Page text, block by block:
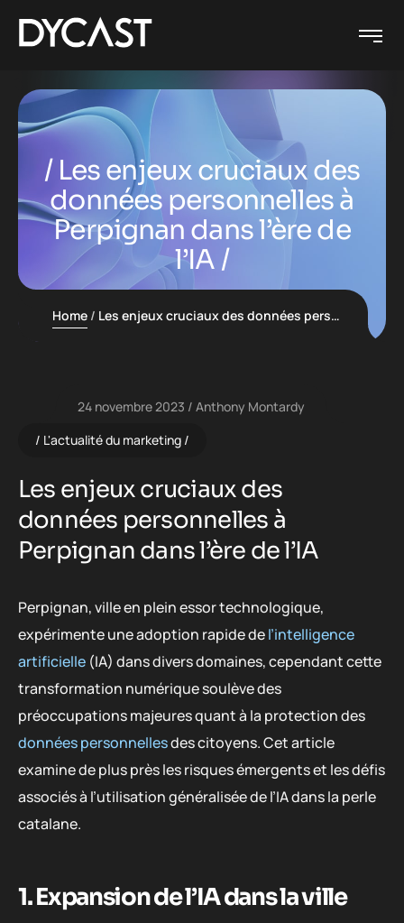
Les enjeux cruciaux des
données personnelles à
Perpignan dans l’ère de
l’IA
Home Les enjeux cruciaux des données personnelles à Perpignan dans l’ère de l’IA
24 novembre 2023
Anthony Montardy
L'actualité du marketing
Les enjeux cruciaux des
données personnelles à
Perpignan dans l’ère de l’IA
Perpignan, ville en plein essor technologique,
expérimente une adoption rapide del’intelligence
artificielle (IA) dans divers domaines, cependant cette
transformation numérique soulève des
préoccupations majeures quant à la protection des
données personnellesdes citoyens. Cet article
examine de plus près les risques émergents et les défis
associés à l’utilisation généralisée de l’IA dans la perle
catalane.
1. Expansion de l’IA dans la ville